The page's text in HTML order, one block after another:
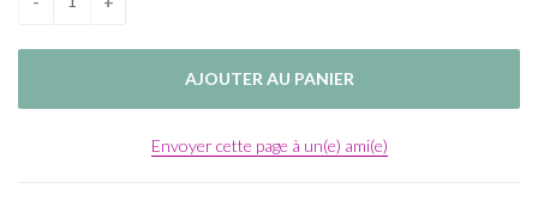
Envoyer cette page à un(e) ami(e)